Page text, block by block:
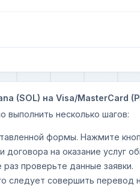
(SOL) на Visa/MasterCard
несколько шагов:
формы. Нажмите
договора на оказание услуг
проверьте данные заявки.
следует совершить